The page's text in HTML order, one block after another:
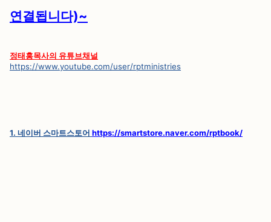
연결됩니다)~
정태홍목사의 유튜브채널
https://www.youtube.com/user/rptministries
1. 네이버 스마트스토어 https://smartstore.naver.com/rptbook/